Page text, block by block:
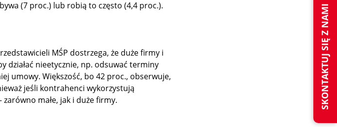
SKONTAKTUJ SIĘ Z NAMI
(7 proc.) lub robią to często (4,4 proc.).
MŚP dostrzega, że duże firmy i
działać nieetycznie, np. odsuwać terminy
umowy. Większość, bo 42 proc., obserwuje,
jeśli kontrahenci wykorzystują
małe, jak i duże firmy.